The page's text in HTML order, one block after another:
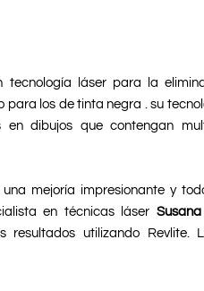
láser para la
los de tinta negra . su
en dibujos que contengan
mejoría impresionante y
en técnicas láser
utilizando Revlite.